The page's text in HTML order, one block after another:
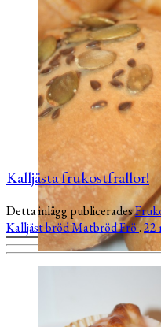
Kalljästa frukostfrallor!
Detta inlägg publicerades
Kalljäst brödMatbrödFrö.22